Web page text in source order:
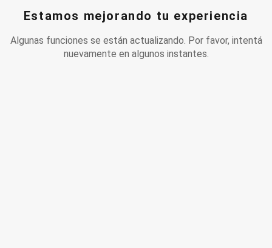
Estamos mejorando tu experiencia
Algunas funciones se están actualizando. Por favor, intentá
nuevamente en algunos instantes.